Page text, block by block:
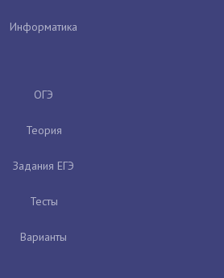
Информатика
ОГЭ
Теория
Задания ЕГЭ
Тесты
Варианты